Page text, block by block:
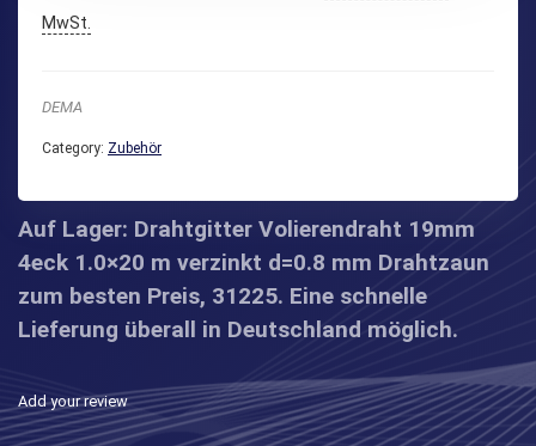
MwSt.
DEMA
Category: Zubehör
Auf Lager: Drahtgitter Volierendraht 19mm
4eck 1.0×20 m verzinkt d=0.8 mm Drahtzaun
zum besten Preis, 31225. Eine schnelle
Lieferung überall in Deutschland möglich.
Add your review